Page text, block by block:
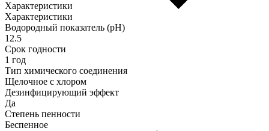
Характеристики
Характеристики
Водородный показатель (pH)
12.5
Срок годности
1 год
Тип химического соединения
Щелочное с хлором
Дезинфицирующий эффект
Да
Степень пенности
Беспенное